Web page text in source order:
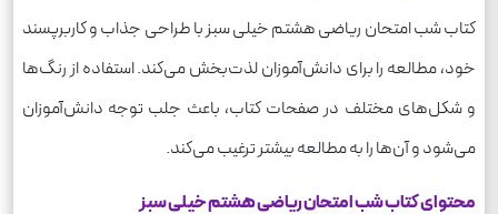
کتاب شب امتحان ریاضی هشتم خیلی سبز با طراحی جذاب و کاربرپسند
خود، مطالعه را برای دانش‌آموزان لذت‌بخش می‌کند. استفاده از رنگ‌ها
و شکل‌های مختلف در صفحات کتاب، باعث جلب توجه دانش‌آموزان
می‌شود و آن‌ها را به مطالعه بیشتر ترغیب می‌کند.
محتوای کتاب شب امتحان ریاضی هشتم خیلی سبز